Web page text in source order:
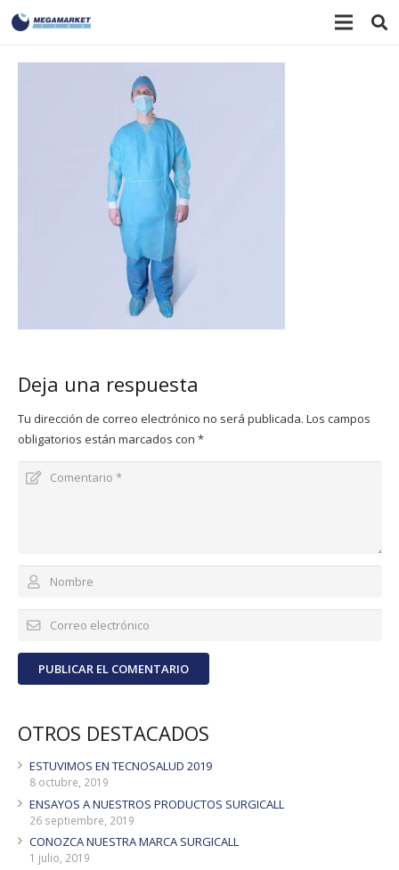
Deja una respuesta
Tu dirección de correo electrónico no será publicada. Los campos
obligatorios están marcados con *
PUBLICAR EL COMENTARIO
OTROS DESTACADOS
ESTUVIMOS EN TECNOSALUD 2019
8 octubre, 2019
ENSAYOS A NUESTROS PRODUCTOS SURGICALL
26 septiembre, 2019
CONOZCA NUESTRA MARCA SURGICALL
1 julio, 2019